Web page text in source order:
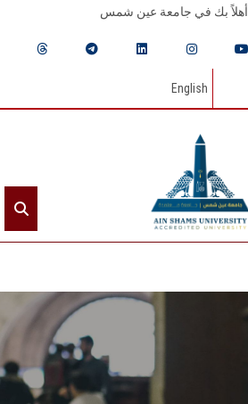
أهلاً بك في جامعة عين شمس
English
الرئيسيـة
عن الجامعة